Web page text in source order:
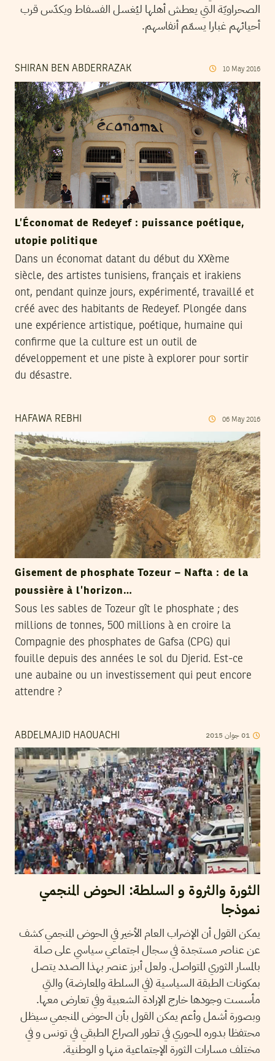
الصحراويّة التي يعطش أهلها ليُغسل الفسفاط ويكدّس قرب
أحيائهم غبارا يسمّم أنفاسهم.
SHIRAN BEN ABDERRAZAK 10 May 2016
L’Économat de Redeyef : puissance poétique,
utopie politique
Dans un économat datant du début du XXème
siècle, des artistes tunisiens, français et irakiens
ont, pendant quinze jours, expérimenté, travaillé et
créé avec des habitants de Redeyef. Plongée dans
une expérience artistique, poétique, humaine qui
confirme que la culture est un outil de
développement et une piste à explorer pour sortir
du désastre.
HAFAWA REBHI 06 May 2016
Gisement de phosphate Tozeur – Nafta : de la
poussière à l’horizon…
Sous les sables de Tozeur gît le phosphate ; des
millions de tonnes, 500 millions à en croire la
Compagnie des phosphates de Gafsa (CPG) qui
fouille depuis des années le sol du Djerid. Est-ce
une aubaine ou un investissement qui peut encore
attendre ?
ABDELMAJID HAOUACHI 01جوان 2015
الثورة والثروة و السلطة: الحوض المنجمي
نموذجا
يمكن القول أن الإضراب العام الأخير في الحوض المنجمي كشف
عن عناصر مستجدة في سجال اجتماعي سياسي على صلة
بالمسار الثوري المتواصل. ولعل أبرز عنصر بهذا الصدد يتصل
بمكونات الطبقة السياسية (في السلطة والمعارضة) والتي
مأسست وجودها خارج الإرادة الشعبية وفي تعارض معها.
وبصورة أشمل وأعم يمكن القول بأن الحوض المنجمي سيظل
محتفظا بدوره المحوري في تطور الصراع الطبقي في تونس و في
مختلف مسارات الثورة الإجتماعية منها و الوطنية.